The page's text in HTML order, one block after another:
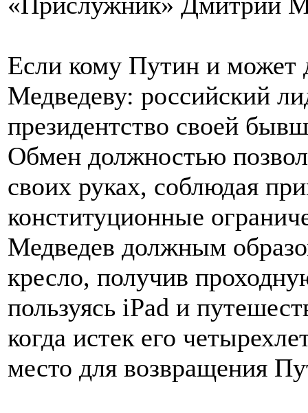
Если кому Путин и может
Медведеву: российский
президентство своей
Обмен должностью
своих руках, соблюдая
конституционные
Медведев должным
кресло, получив
пользуясь iPad и
когда истек его
место для возвращения